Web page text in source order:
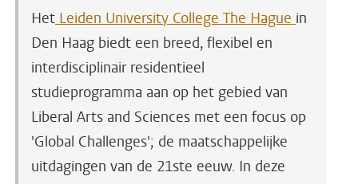
Het Leiden University College The Hague in
Den Haag biedt een breed, flexibel en
interdisciplinair residentieel
studieprogramma aan op het gebied van
Liberal Arts and Sciences met een focus op
'Global Challenges'; de maatschappelijke
uitdagingen van de 21ste eeuw. In deze